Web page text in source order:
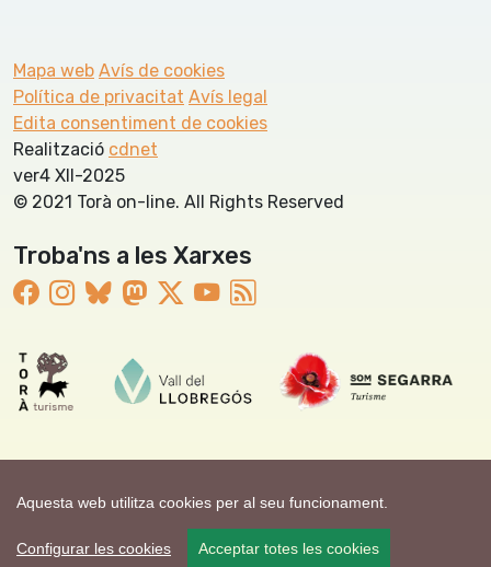
Aquesta web utilitza cookies per al seu funcionament.
Configurar les cookies Acceptar totes les cookies
Mapa web Avís de cookies
Política de privacitat Avís legal
Edita consentiment de cookies
Realització cdnet
ver4 XII-2025
© 2021 Torà on-line. All Rights Reserved
Troba'ns a les Xarxes